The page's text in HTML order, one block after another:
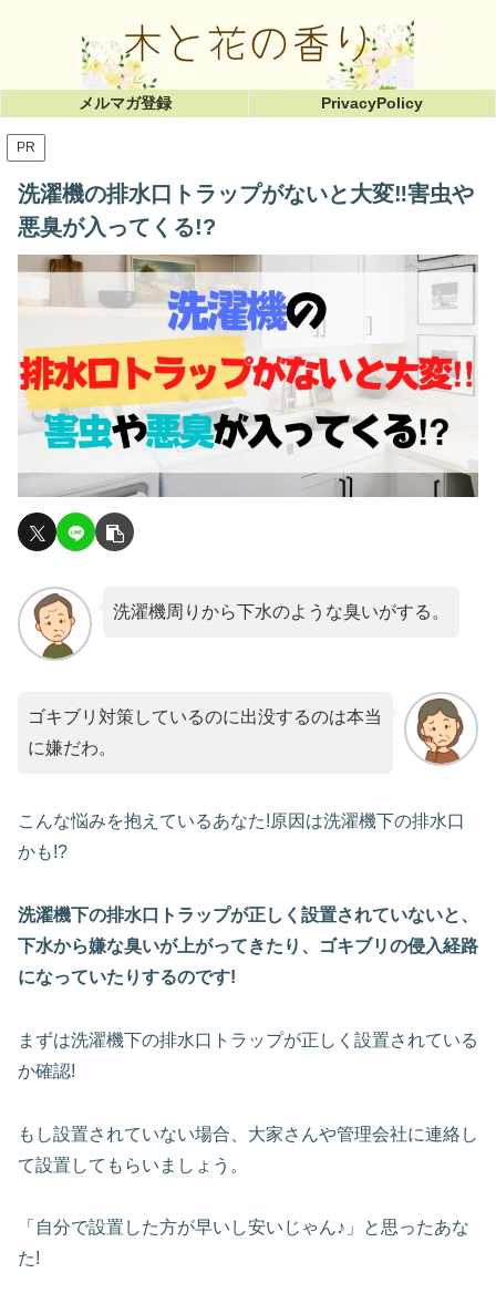
メルマガ登録 PrivacyPolicy
PR
洗濯機の排水口トラップがないと大変‼︎害虫や
悪臭が入ってくる!?
洗濯機周りから下水のような臭いがする。
ゴキブリ対策しているのに出没するのは本当
に嫌だわ。
こんな悩みを抱えているあなた!原因は洗濯機下の排水口
かも!?
洗濯機下の排水口トラップが正しく設置されていないと、
下水から嫌な臭いが上がってきたり、ゴキブリの侵入経路
になっていたりするのです!
まずは洗濯機下の排水口トラップが正しく設置されている
か確認!
もし設置されていない場合、大家さんや管理会社に連絡し
て設置してもらいましょう。
「自分で設置した方が早いし安いじゃん♪」と思ったあな
た!